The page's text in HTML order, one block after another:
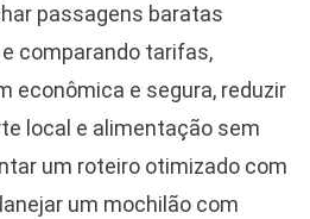
passagens baratas
comparando tarifas,
econômica e segura, reduzir
local e alimentação sem
um roteiro otimizado com
um mochilão com